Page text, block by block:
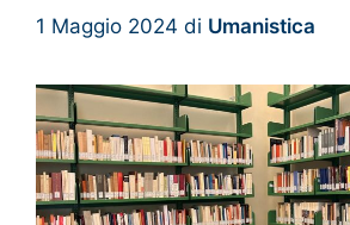
1 Maggio 2024 di Umanistica